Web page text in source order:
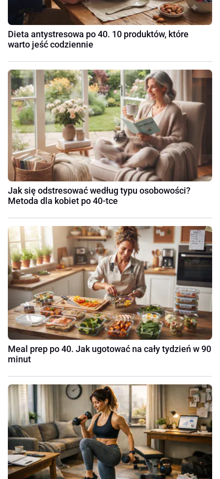
Dieta antystresowa po 40. 10 produktów, które
warto jeść codziennie
Jak się odstresować według typu osobowości?
Metoda dla kobiet po 40-tce
Meal prep po 40. Jak ugotować na cały tydzień w 90
minut